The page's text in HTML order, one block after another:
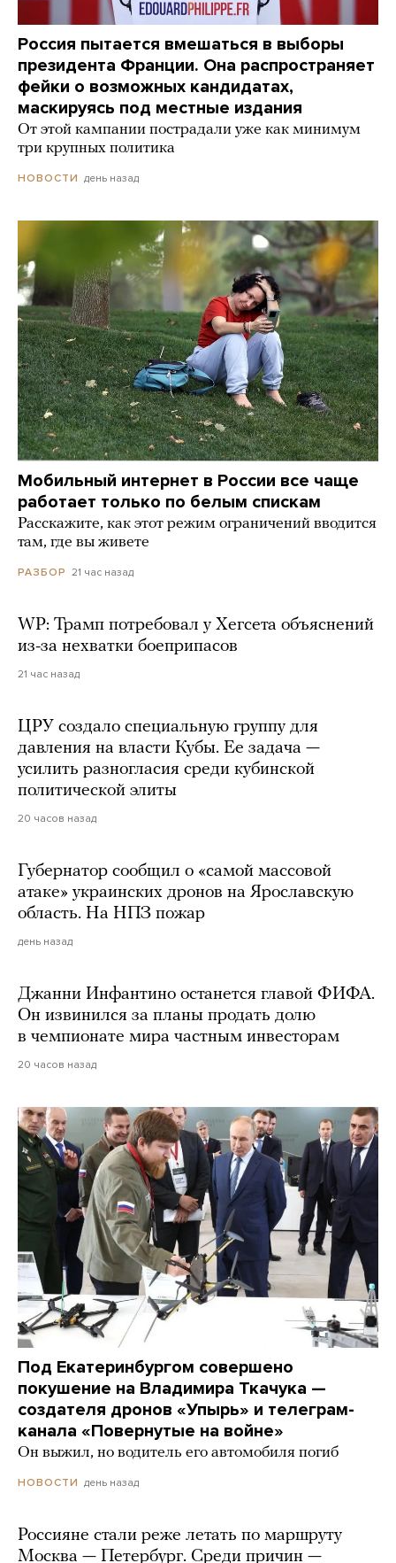
Россия пытается вмешаться в выборы
президента Франции. Она распространяет
фейки о возможных кандидатах,
маскируясь под местные издания
От этой кампании пострадали уже как минимум
три крупных политика
НОВОСТИ день назад
Мобильный интернет в России все чаще
работает только по белым спискам
Расскажите, как этот режим ограничений вводится
там, где вы живете
РАЗБОР 21 час назад
WP: Трамп потребовал у Хегсета объяснений
из-за нехватки боеприпасов
21 час назад
ЦРУ создало специальную группу для
давления на власти Кубы. Ее задача —
усилить разногласия среди кубинской
политической элиты
20 часов назад
Губернатор сообщил о «самой массовой
атаке» украинских дронов на Ярославскую
область. На НПЗ пожар
день назад
Джанни Инфантино останется главой ФИФА.
Он извинился за планы продать долю
в чемпионате мира частным инвесторам
20 часов назад
Под Екатеринбургом совершено
покушение на Владимира Ткачука —
создателя дронов «Упырь» и телеграм-
канала «Повернутые на войне»
Он выжил, но водитель его автомобиля погиб
НОВОСТИ день назад
Россияне стали реже летать по маршруту
Москва — Петербург. Среди причин —